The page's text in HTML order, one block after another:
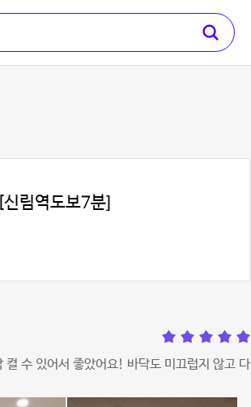
림역도보7분]
수 있어서 좋았어요! 바닥도 미끄럽지 않고 다